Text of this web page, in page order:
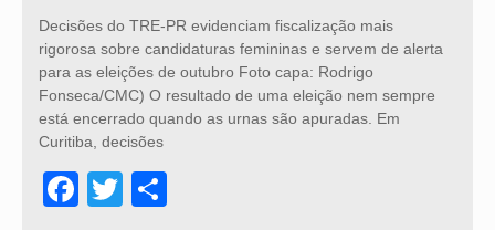
Decisões do TRE-PR evidenciam fiscalização mais
rigorosa sobre candidaturas femininas e servem de alerta
para as eleições de outubro Foto capa: Rodrigo
Fonseca/CMC) O resultado de uma eleição nem sempre
está encerrado quando as urnas são apuradas. Em
Curitiba, decisões
Facebook
Twitter